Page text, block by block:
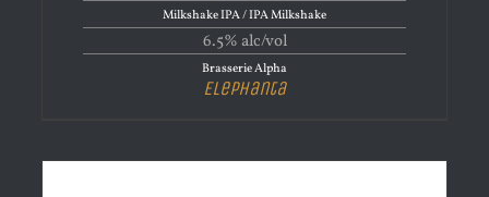
Milkshake IPA / IPA Milkshake
6.5% alc/vol
Brasserie Alpha
Elephanta